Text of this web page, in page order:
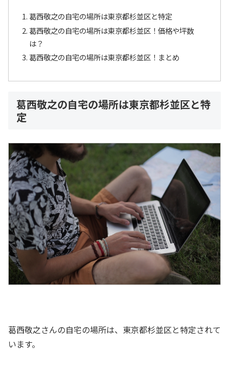
葛西敬之の自宅の場所は東京都杉並区と特定
葛西敬之の自宅の場所は東京都杉並区！価格や坪数
は？
葛西敬之の自宅の場所は東京都杉並区！まとめ
葛西敬之の自宅の場所は東京都杉並区と特
定
葛西敬之さんの自宅の場所は、東京都杉並区と特定されて
います。